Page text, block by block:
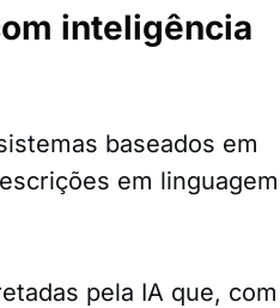
inteligência
baseados em
em linguagem
pela IA que, com